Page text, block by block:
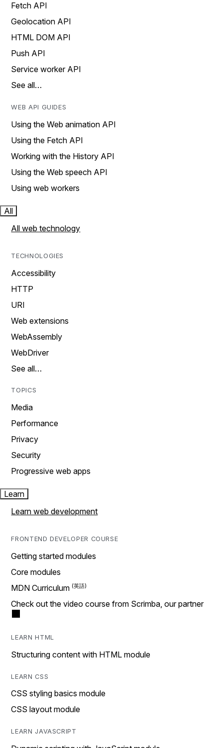
Fetch API
Geolocation API
HTML DOM API
Push API
Service worker API
See all…
WEB API GUIDES
Using the Web animation API
Using the Fetch API
Working with the History API
Using the Web speech API
Using web workers
All
All web technology
TECHNOLOGIES
Accessibility
HTTP
URI
Web extensions
WebAssembly
WebDriver
See all…
TOPICS
Media
Performance
Privacy
Security
Progressive web apps
Learn
Learn web development
FRONTEND DEVELOPER COURSE
Getting started modules
Core modules
MDN Curriculum
Check out the video course from Scrimba, our partner
LEARN HTML
Structuring content with HTML module
LEARN CSS
CSS styling basics module
CSS layout module
LEARN JAVASCRIPT